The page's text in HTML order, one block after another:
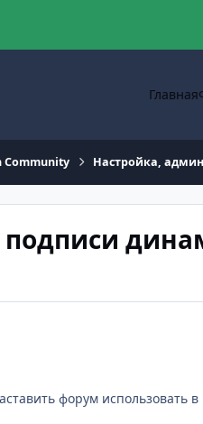
Главная
Community Настройка,
форум использовать